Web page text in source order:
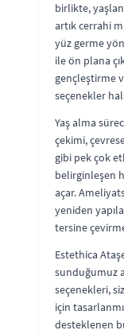
birlikte,
artık cerrahi
yüz germe
ile ön plana
gençleştirme
seçenekler
Yaş alma
çekimi,
gibi pek çok
belirginleşen
açar.
yeniden
tersine
Estethica
sunduğumuz
seçenekleri,
için
desteklenen